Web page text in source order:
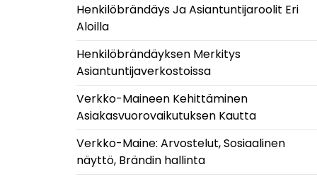
Henkilöbrändäys Ja Asiantuntijaroolit Eri
Aloilla
Henkilöbrändäyksen Merkitys
Asiantuntijaverkostoissa
Verkko-Maineen Kehittäminen
Asiakasvuorovaikutuksen Kautta
Verkko-Maine: Arvostelut, Sosiaalinen
näyttö, Brändin hallinta